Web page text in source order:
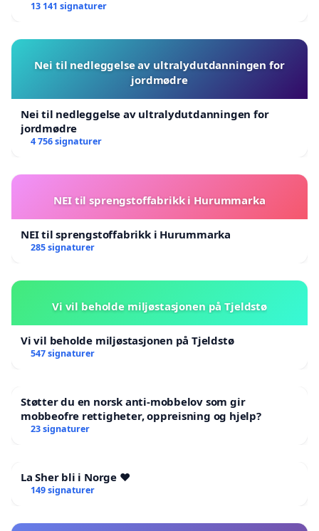
13 141 signaturer
Nei til nedleggelse av ultralydutdanningen for
jordmødre
Nei til nedleggelse av ultralydutdanningen for
jordmødre
4 756 signaturer
NEI til sprengstoffabrikk i Hurummarka
NEI til sprengstoffabrikk i Hurummarka
285 signaturer
Vi vil beholde miljøstasjonen på Tjeldstø
Vi vil beholde miljøstasjonen på Tjeldstø
547 signaturer
Støtter du en norsk anti-mobbelov som gir
mobbeofre rettigheter, oppreisning og hjelp?
23 signaturer
La Sher bli i Norge ❤️
149 signaturer